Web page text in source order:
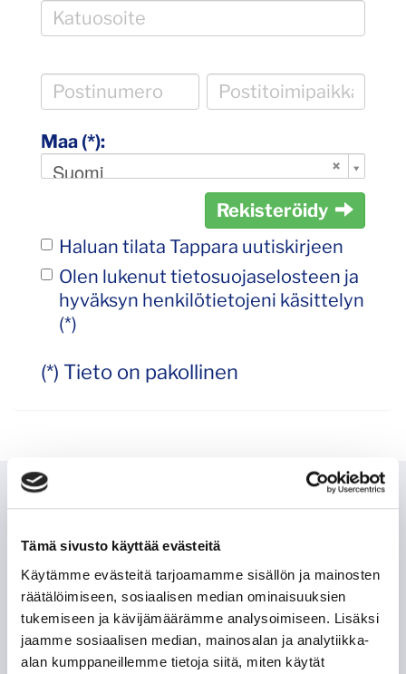
Tämä sivusto käyttää evästeitä
Käytämme evästeitä tarjoamamme sisällön ja mainosten
räätälöimiseen, sosiaalisen median ominaisuuksien
tukemiseen ja kävijämäärämme analysoimiseen. Lisäksi
jaamme sosiaalisen median, mainosalan ja analytiikka-
alan kumppaneillemme tietoja siitä, miten käytät
Maa (*):
Suomi
Rekisteröidy
Haluan tilata Tappara uutiskirjeen
Olen lukenut tietosuojaselosteen ja
hyväksyn henkilötietojeni käsittelyn
(*)
(*) Tieto on pakollinen